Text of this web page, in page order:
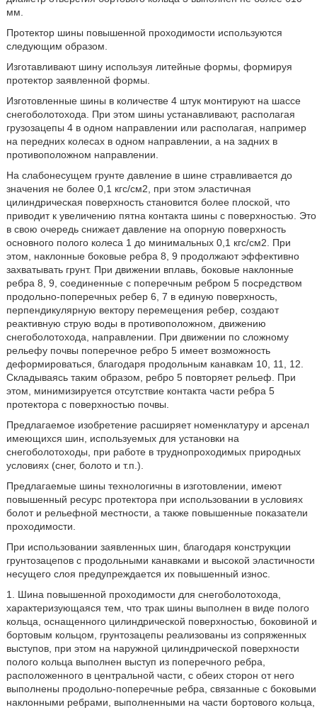
мм.
Протектор шины повышенной проходимости используются
следующим образом.
Изготавливают шину используя литейные формы, формируя
протектор заявленной формы.
Изготовленные шины в количестве 4 штук монтируют на шассе
снегоболотохода. При этом шины устанавливают, располагая
грузозацепы 4 в одном направлении или располагая, например
на передних колесах в одном направлении, а на задних в
противоположном направлении.
На слабонесущем грунте давление в шине стравливается до
значения не более 0,1 кгс/см2, при этом эластичная
цилиндрическая поверхность становится более плоской, что
приводит к увеличению пятна контакта шины с поверхностью. Это
в свою очередь снижает давление на опорную поверхность
основного полого колеса 1 до минимальных 0,1 кгс/см2. При
этом, наклонные боковые ребра 8, 9 продолжают эффективно
захватывать грунт. При движении вплавь, боковые наклонные
ребра 8, 9, соединенные с поперечным ребром 5 посредством
продольно-поперечных ребер 6, 7 в единую поверхность,
перпендикулярную вектору перемещения ребер, создают
реактивную струю воды в противоположном, движению
снегоболотохода, направлении. При движении по сложному
рельефу почвы поперечное ребро 5 имеет возможность
деформироваться, благодаря продольным канавкам 10, 11, 12.
Складываясь таким образом, ребро 5 повторяет рельеф. При
этом, минимизируется отсутствие контакта части ребра 5
протектора с поверхностью почвы.
Предлагаемое изобретение расширяет номенклатуру и арсенал
имеющихся шин, используемых для установки на
снегоболотоходы, при работе в труднопроходимых природных
условиях (снег, болото и т.п.).
Предлагаемые шины технологичны в изготовлении, имеют
повышенный ресурс протектора при использовании в условиях
болот и рельефной местности, а также повышенные показатели
проходимости.
При использовании заявленных шин, благодаря конструкции
грунтозацепов с продольными канавками и высокой эластичности
несущего слоя предупреждается их повышенный износ.
1. Шина повышенной проходимости для снегоболотохода,
характеризующаяся тем, что трак шины выполнен в виде полого
кольца, оснащенного цилиндрической поверхностью, боковиной и
бортовым кольцом, грунтозацепы реализованы из сопряженных
выступов, при этом на наружной цилиндрической поверхности
полого кольца выполнен выступ из поперечного ребра,
расположенного в центральной части, с обеих сторон от него
выполнены продольно-поперечные ребра, связанные с боковыми
наклонными ребрами, выполненными на части бортового кольца,